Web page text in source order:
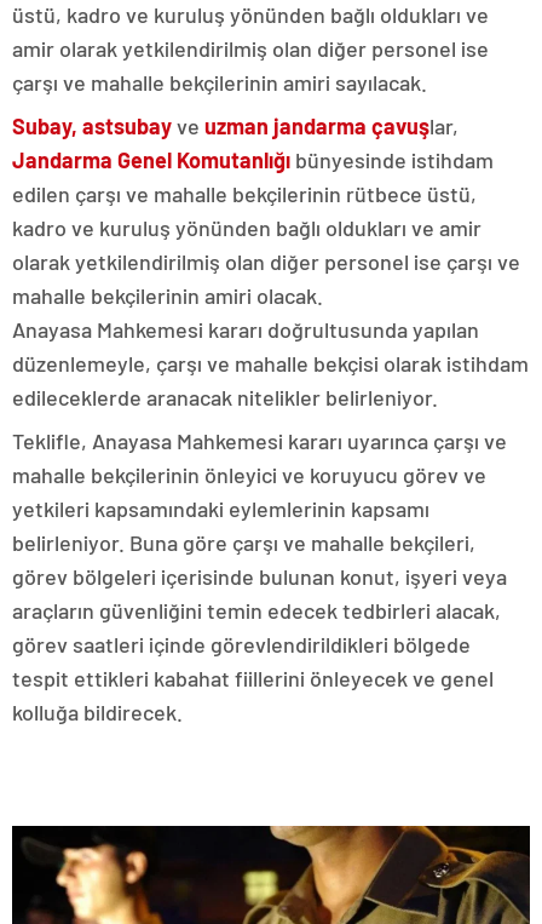
üstü, kadro ve kuruluş yönünden bağlı oldukları ve
amir olarak yetkilendirilmiş olan diğer personel ise
çarşı ve mahalle bekçilerinin amiri sayılacak.
Subay, astsubayve uzman jandarma çavuşlar,
Jandarma Genel Komutanlığı bünyesinde istihdam
edilen çarşı ve mahalle bekçilerinin rütbece üstü,
kadro ve kuruluş yönünden bağlı oldukları ve amir
olarak yetkilendirilmiş olan diğer personel ise çarşı ve
mahalle bekçilerinin amiri olacak.
Anayasa Mahkemesi kararı doğrultusunda yapılan
düzenlemeyle, çarşı ve mahalle bekçisi olarak istihdam
edileceklerde aranacak nitelikler belirleniyor.
Teklifle, Anayasa Mahkemesi kararı uyarınca çarşı ve
mahalle bekçilerinin önleyici ve koruyucu görev ve
yetkileri kapsamındaki eylemlerinin kapsamı
belirleniyor. Buna göre çarşı ve mahalle bekçileri,
görev bölgeleri içerisinde bulunan konut, işyeri veya
araçların güvenliğini temin edecek tedbirleri alacak,
görev saatleri içinde görevlendirildikleri bölgede
tespit ettikleri kabahat fiillerini önleyecek ve genel
kolluğa bildirecek.